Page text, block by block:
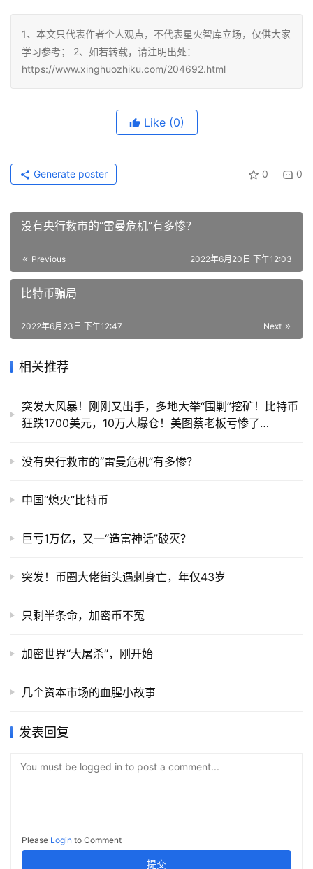
1、本文只代表作者个人观点，不代表星火智库立场，仅供大家
学习参考； 2、如若转载，请注明出处：
https://www.xinghuozhiku.com/204692.html
Like (0)
0 0
Generate poster
没有央行救市的“雷曼危机”有多惨？
Previous 2022年6月20日 下午12:03
比特币骗局
Next
2022年6月23日 下午12:47
相关推荐
突发大风暴！刚刚又出手，多地大举“围剿”挖矿！比特币
狂跌1700美元，10万人爆仓！美图蔡老板亏惨了…
没有央行救市的“雷曼危机”有多惨？
中国“熄火”比特币
巨亏1万亿，又一“造富神话”破灭？
突发！币圈大佬街头遇刺身亡，年仅43岁
只剩半条命，加密币不冤
加密世界“大屠杀”，刚开始
几个资本市场的血腥小故事
发表回复
You must be logged in to post a comment...
Please Login to Comment
提交